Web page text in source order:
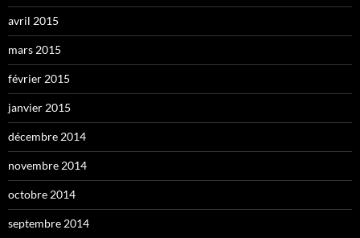
avril 2015
mars 2015
février 2015
janvier 2015
décembre 2014
novembre 2014
octobre 2014
septembre 2014